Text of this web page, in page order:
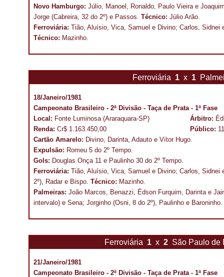
Novo Hamburgo: Júlio, Manoel, Ronaldo, Paulo Vieira e
Jorge (Cabreira, 32 do 2º) e Passos. Técnico: Júlio Arão.
Ferroviária: Tião, Aluísio, Vica, Samuel e Divino; Carlos, Sidnei
Técnico: Mazinho.
Ferroviária 1 x 1
18/Janeiro/1981
Campeonato Brasileiro - 2ª Divisão - Taça de Prata - 1ª Fase
Local: Fonte Luminosa (Araraquara-SP) Árbitro:
Renda: Cr$ 1.163.450,00 Público:
Cartão Amarelo: Divino, Darinta, Adauto e Vítor Hugo.
Expulsão: Romeu 5 do 2º Tempo.
Gols: Douglas Onça 11 e Paulinho 30 do 2º Tempo.
Ferroviária: Tião, Aluísio, Vica, Samuel e Divino; Carlos, Sidnei
2º), Radar e Bispo. Técnico: Mazinho.
Palmeiras: João Marcos, Benazzi, Édson Furquim, Darinta e
intervalo) e Sena; Jorginho (Osni, 8 do 2º), Paulinho e Baroninho.
Ferroviária 1 x 2 São Paulo de
21/Janeiro/1981
Campeonato Brasileiro - 2ª Divisão - Taça de Prata - 1ª Fase